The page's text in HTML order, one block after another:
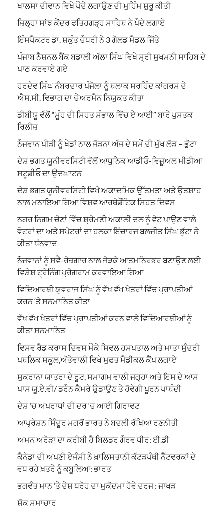
ਖਾਲਸਾ ਦੀਵਾਨ ਵਿਖੇ ਪੌਦੇ ਲਗਾਉਣ ਦੀ ਮੁਹਿੰਮ ਸ਼ੁਰੂ ਕੀਤੀ
ਜ਼ਿਲ੍ਹਾ ਸਾਂਝ ਕੇਂਦਰ ਫਤਿਹਗੜ੍ਹ ਸਾਹਿਬ ਨੇ ਪੌਦੇ ਲਗਾਏ
ਇੰਸਪੈਕਟਰ ਡਾ. ਸ਼ਕੁੰਤ ਚੌਧਰੀ ਨੇ 3 ਗੋਲਡ ਮੈਡਲ ਜਿੱਤੇ
ਪੰਜਾਬ ਨੈਸ਼ਨਲ ਬੈਂਕ ਬਡਾਲੀ ਅੱਲਾ ਸਿੰਘ ਵਿਖੇ ਸ੍ਰੀ ਸੁਖਮਨੀ ਸਾਹਿਬ ਦੇ
ਪਾਠ ਕਰਵਾਏ ਗਏ
ਹਰਦੇਵ ਸਿੰਘ ਨੰਬਰਦਾਰ ਪੰਜੋਲਾ ਨੂੰ ਬਲਾਕ ਸਰਹਿੰਦ ਕਾਂਗਰਸ ਦੇ
ਐਸ.ਸੀ. ਵਿਭਾਗ ਦਾ ਚੇਅਰਮੈਨ ਨਿਯੁਕਤ ਕੀਤਾ
ਡੀਬੀਯੂ ਵੱਲੋਂ “ਮੂੰਹ ਦੀ ਸਿਹਤ ਸੰਭਾਲ ਵਿੱਚ ਏ ਆਈ” ਬਾਰੇ ਪੁਸਤਕ
ਰਿਲੀਜ਼
ਨੌਜਵਾਨ ਪੀੜੀ ਨੂੰ ਖੇਡਾਂ ਨਾਲ ਜੋੜਨਾ ਅੱਜ ਦੇ ਸਮੇਂ ਦੀ ਮੁੱਖ ਲੋੜ – ਭੁੱਟਾ
ਦੇਸ਼ ਭਗਤ ਯੂਨੀਵਰਸਿਟੀ ਵੱਲੋਂ ਆਧੁਨਿਕ ਆਡੀਓ-ਵਿਜ਼ੂਅਲ ਮੀਡੀਆ
ਸਟੂਡੀਓ ਦਾ ਉਦਘਾਟਨ
ਦੇਸ਼ ਭਗਤ ਯੂਨੀਵਰਸਿਟੀ ਵਿਖੇ ਅਕਾਦਮਿਕ ਉੱਤਮਤਾ ਅਤੇ ਉਤਸ਼ਾਹ
ਨਾਲ ਮਨਾਇਆ ਗਿਆ ਵਿਸ਼ਵ ਆਰਥੋਡੌਂਟਿਕ ਸਿਹਤ ਦਿਵਸ
ਨਗਰ ਨਿਗਮ ਚੋਣਾਂ ਵਿੱਚ ਸ਼੍ਰੋਮਣੀ ਅਕਾਲੀ ਦਲ ਨੂੰ ਵੋਟ ਪਾਉਣ ਵਾਲੇ
ਵੋਟਰਾਂ ਦਾ ਅਤੇ ਸਪੋਟਰਾਂ ਦਾ ਹਲਕਾ ਇੰਚਾਰਜ ਬਲਜੀਤ ਸਿੰਘ ਭੁੱਟਾ ਨੇ
ਕੀਤਾ ਧੰਨਵਾਦ
ਨੌਜਵਾਨਾਂ ਨੂੰ ਸਵੈ-ਰੋਜ਼ਗਾਰ ਨਾਲ ਜੋੜਕੇ ਆਤਮਨਿਰਭਰ ਬਣਾਉਣ ਲਈ
ਵਿਸ਼ੇਸ਼ ਟ੍ਰੇਨਿੰਗ ਪ੍ਰੋਗਰਾਮ ਕਰਵਾਇਆ ਗਿਆ
ਵਿਦਿਆਰਥੀ ਯੁਵਰਾਜ ਸਿੰਘ ਨੂੰ ਵੱਖ ਵੱਖ ਖੇਤਰਾਂ ਵਿੱਚ ਪ੍ਰਾਪਤੀਆਂ
ਕਰਨ ‘ਤੇ ਸਨਮਾਨਿਤ ਕੀਤਾ
ਵੱਖ ਵੱਖ ਖੇਤਰਾਂ ਵਿੱਚ ਪ੍ਰਾਪਤੀਆਂ ਕਰਨ ਵਾਲੇ ਵਿਦਿਆਰਥੀਆਂ ਨੂੰ
ਕੀਤਾ ਸਨਮਾਨਿਤ
ਵਿਸਵ ਰੈਡ ਕਰਾਸ ਦਿਵਸ ਮੌਕੇ ਸਿਵਲ ਹਸਪਤਾਲ ਅਤੇ ਮਾਤਾ ਸੁੰਦਰੀ
ਪਬਲਿਕ ਸਕੂਲ,ਅੱਤੇਵਾਲੀ ਵਿਖੇ ਮੁਫਤ ਮੈਡੀਕਲ ਕੈਂਪ ਲਗਾਏ
ਸੁਕਰਾਨਾ ਯਾਤਰਾ ਦੇ ਰੂਟ, ਸਮਾਗਮ ਵਾਲੀ ਜਗ੍ਹਾ ਅਤੇ ਇਸ ਦੇ ਆਸ
ਪਾਸ ਯੂ.ਏ.ਵੀ/ ਡਰੌਨ ਕੈਮਰੇ ਉਡਾਉਣ ਤੇ ਹੋਵੇਗੀ ਪੂਰਨ ਪਾਬੰਦੀ
ਦੇਸ਼ ‘ਚ ਅਪਰਾਧਾਂ ਦੀ ਦਰ ‘ਚ ਆਈ ਗਿਰਾਵਟ
ਆਪ੍ਰੇਸ਼ਨ ਸਿੰਦੂਰ ਮਗਰੋਂ ਭਾਰਤ ਨੇ ਬਦਲੀ ਰੱਖਿਆ ਰਣਨੀਤੀ
ਅਮਨ ਅਰੋੜਾ ਦਾ ਕਰੀਬੀ ਹੈ ਬਿਲਡਰ ਗੌਰਵ ਧੀਰ: ਈ.ਡੀ
ਕੈਨੇਡਾ ਦੀ ਅਪਣੀ ਏਜੰਸੀ ਨੇ ਖ਼ਾਲਿਸਤਾਨੀ ਕੱਟੜਪੰਥੀ ਨੈੱਟਵਰਕਾਂ ਦੇ
ਵਧ ਰਹੇ ਖ਼ਤਰੇ ਨੂੰ ਕਬੂਲਿਆ: ਭਾਰਤ
ਭਗਵੰਤ ਮਾਨ ‘ਤੇ ਦੇਸ਼ ਧਰੋਹ ਦਾ ਮੁਕੱਦਮਾ ਹੋਵੇ ਦਰਜ : ਜਾਖੜ
ਸ਼ੋਕ ਸਮਾਚਾਰ